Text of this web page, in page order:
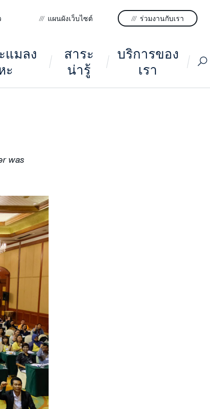
แผนผังเว็บไซต์ ร่วมงานกับเรา
แมลง
ะ
สาระ
น่ารู้
บริการของ
เรา
was